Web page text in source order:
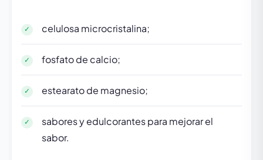
celulosa microcristalina;
fosfato de calcio;
estearato de magnesio;
sabores y edulcorantes para mejorar el
sabor.